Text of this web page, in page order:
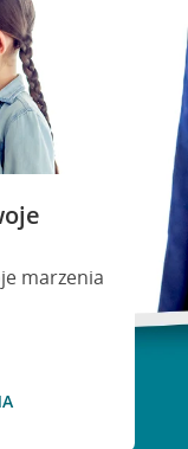
marzenia